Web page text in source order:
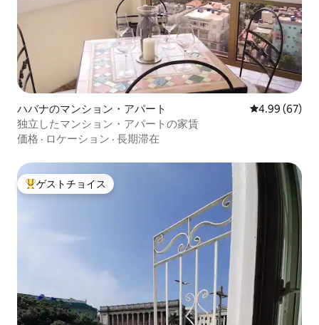
ハバナのマンション・アパート レビュー67
4.99 (67)
独立したマンション・アパートの家賃
価格 · ロケーション · 長期滞在
大好評のゲストチョイスです。
ゲストチョイス